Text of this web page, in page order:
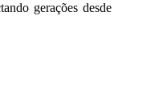
gerações desde